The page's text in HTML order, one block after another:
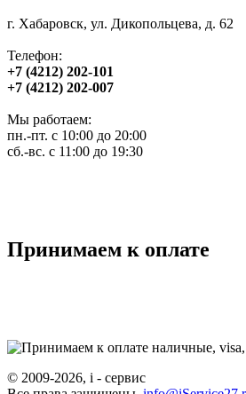
г. Хабаровск, ул. Дикопольцева, д. 62
Телефон:
+7 (4212) 202-101
+7 (4212) 202-007
Мы работаем:
пн.-пт. с 10:00 до 20:00
сб.-вс. с 11:00 до 19:30
Принимаем к оплате
© 2009-2026, i - сервис